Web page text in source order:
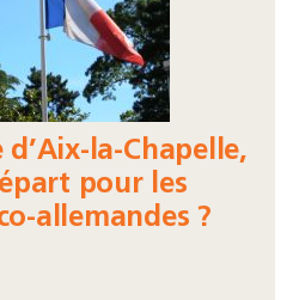
la-Chapelle,
pour les
allemandes ?